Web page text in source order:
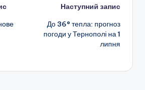
Наступний запис
До 36° тепла: прогноз
погоди у Тернополі на 1
липня